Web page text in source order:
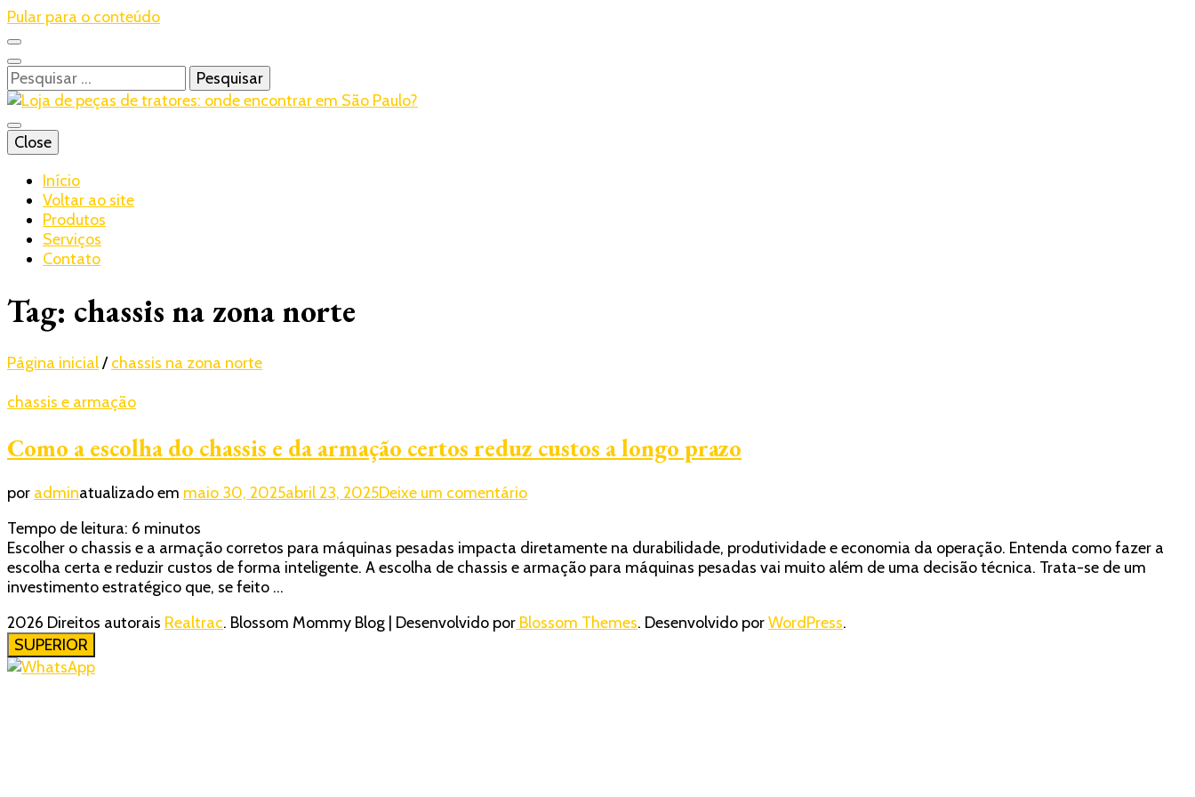
Pular para o conteúdo
Pesquisar
por:
Realtrac
Blog – Realtrac
Close
Início
Voltar ao site
Produtos
Serviços
Contato
Tag: chassis na zona norte
Página inicial/ chassis na zona norte
chassis e armação
Como a escolha do chassis e da armação certos reduz custos a longo prazo
por adminatualizado em maio 30, 2025abril 23, 2025Deixe um comentárioem
escolha
do
da
Tempo de leitura: 6 minutos
Escolher o chassis e a armação corretos para máquinas pesadas impacta diretamente na durabilidade, produtividade e economia da operação. Entenda como fazer a
escolha certa e reduzir custos de forma inteligente. A escolha de chassis e armação para máquinas pesadas vai muito além de uma decisão técnica. Trata-se de um
investimento estratégico que, se feito …
2026 Direitos autorais Realtrac. Blossom Mommy Blog | Desenvolvido por Blossom Themes. Desenvolvido porWordPress.
SUPERIOR